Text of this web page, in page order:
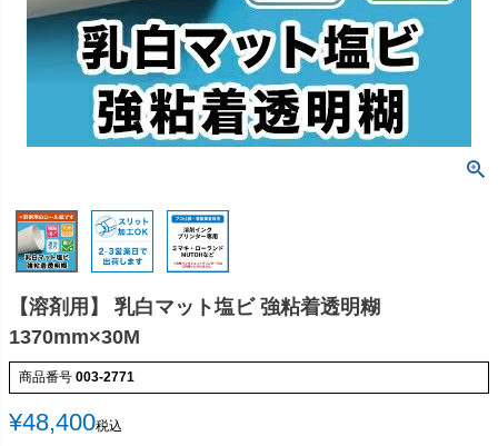
【溶剤用】 乳白マット塩ビ 強粘着透明糊
1370mm×30M
商品番号 003-2771
¥48,400税込